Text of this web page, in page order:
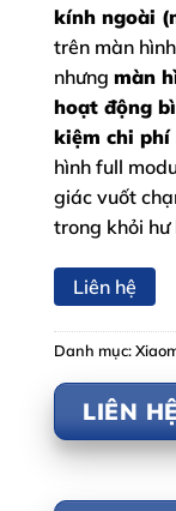
kính ngoài
trên màn
nhưng màn
hoạt động
kiệm chi phí
hình full
giác vuốt
trong khỏi hư
Liên hệ
Danh mục:
LIÊN